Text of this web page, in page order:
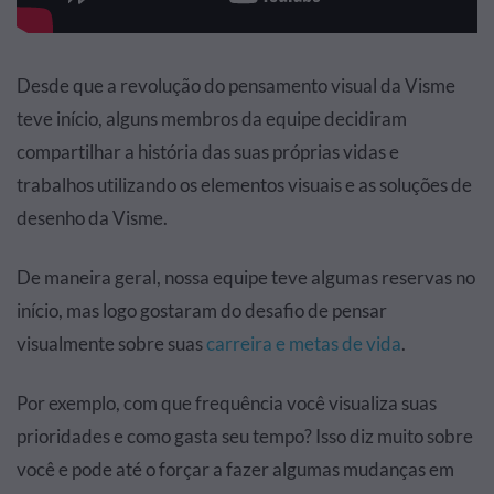
Desde que a revolução do pensamento visual da Visme
teve início, alguns membros da equipe decidiram
compartilhar a história das suas próprias vidas e
trabalhos utilizando os elementos visuais e as soluções de
desenho da Visme.
De maneira geral, nossa equipe teve algumas reservas no
início, mas logo gostaram do desafio de pensar
visualmente sobre suascarreirae metasde vida.
Por exemplo, com que frequência você visualiza suas
prioridades e como gasta seu tempo? Isso diz muito sobre
você e pode até o forçar a fazer algumas mudanças em